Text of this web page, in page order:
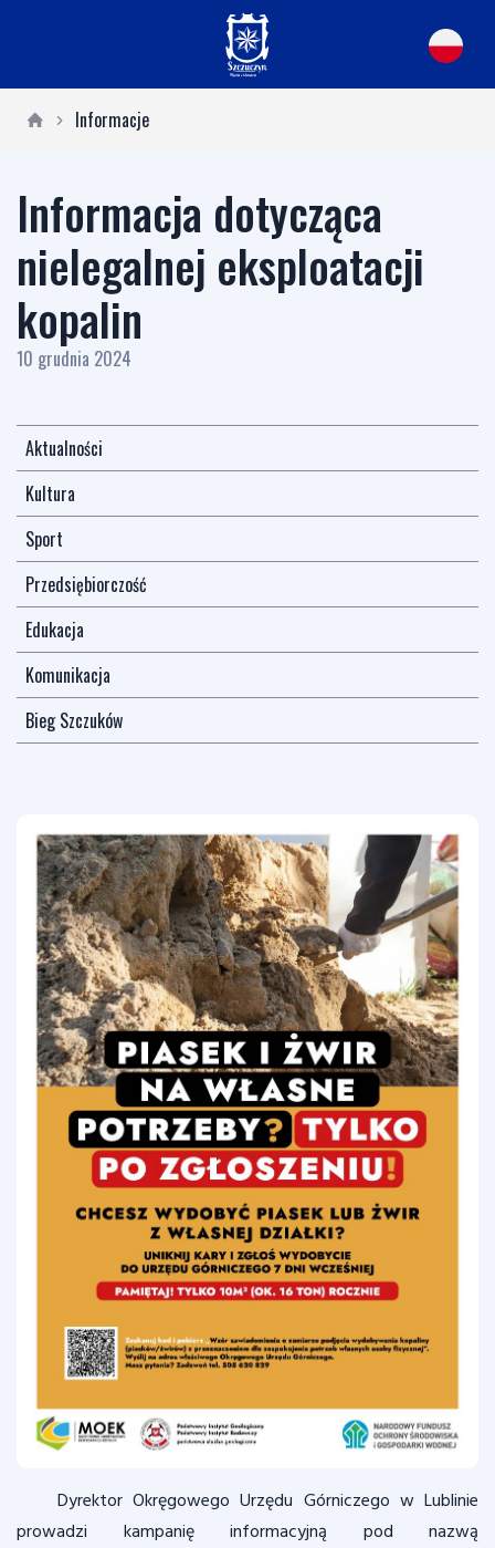
Informacje
Informacja dotycząca
nielegalnej eksploatacji
kopalin
10 grudnia 2024
Aktualności
Kultura
Sport
Przedsiębiorczość
Edukacja
Komunikacja
Bieg Szczuków
Dyrektor Okręgowego Urzędu Górniczego w Lublinie
prowadzi kampanię informacyjną pod nazwą